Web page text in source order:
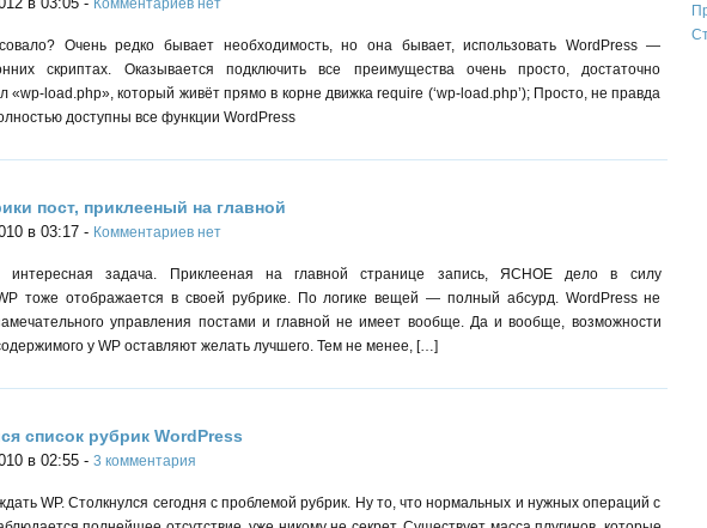
Комментариев нет
Очень редко бывает необходимость, но она бывает, использовать WordPress —
скриптах. Оказывается подключить все преимущества очень просто, достаточно
«wp-load.php», который живёт прямо в корне движка require (‘wp-load.php’); Просто, не правда
доступны все функции WordPress
пост, приклееный на главной
в 03:17 - Комментариев нет
интересная задача. Приклееная на главной странице запись, ЯСНОЕ дело в силу
WP тоже отображается в своей рубрике. По логике вещей — полный абсурд. WordPress не
управления постами и главной не имеет вообще. Да и вообще, возможности
у WP оставляют желать лучшего. Тем не менее, […]
список рубрик WordPress
в 02:55 - 3 комментария
WP. Столкнулся сегодня с проблемой рубрик. Ну то, что нормальных и нужных операций с